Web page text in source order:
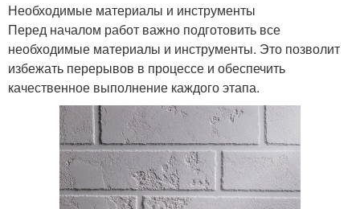
Необходимые материалы и инструменты
Перед началом работ важно подготовить все
необходимые материалы и инструменты. Это позволит
избежать перерывов в процессе и обеспечить
качественное выполнение каждого этапа.